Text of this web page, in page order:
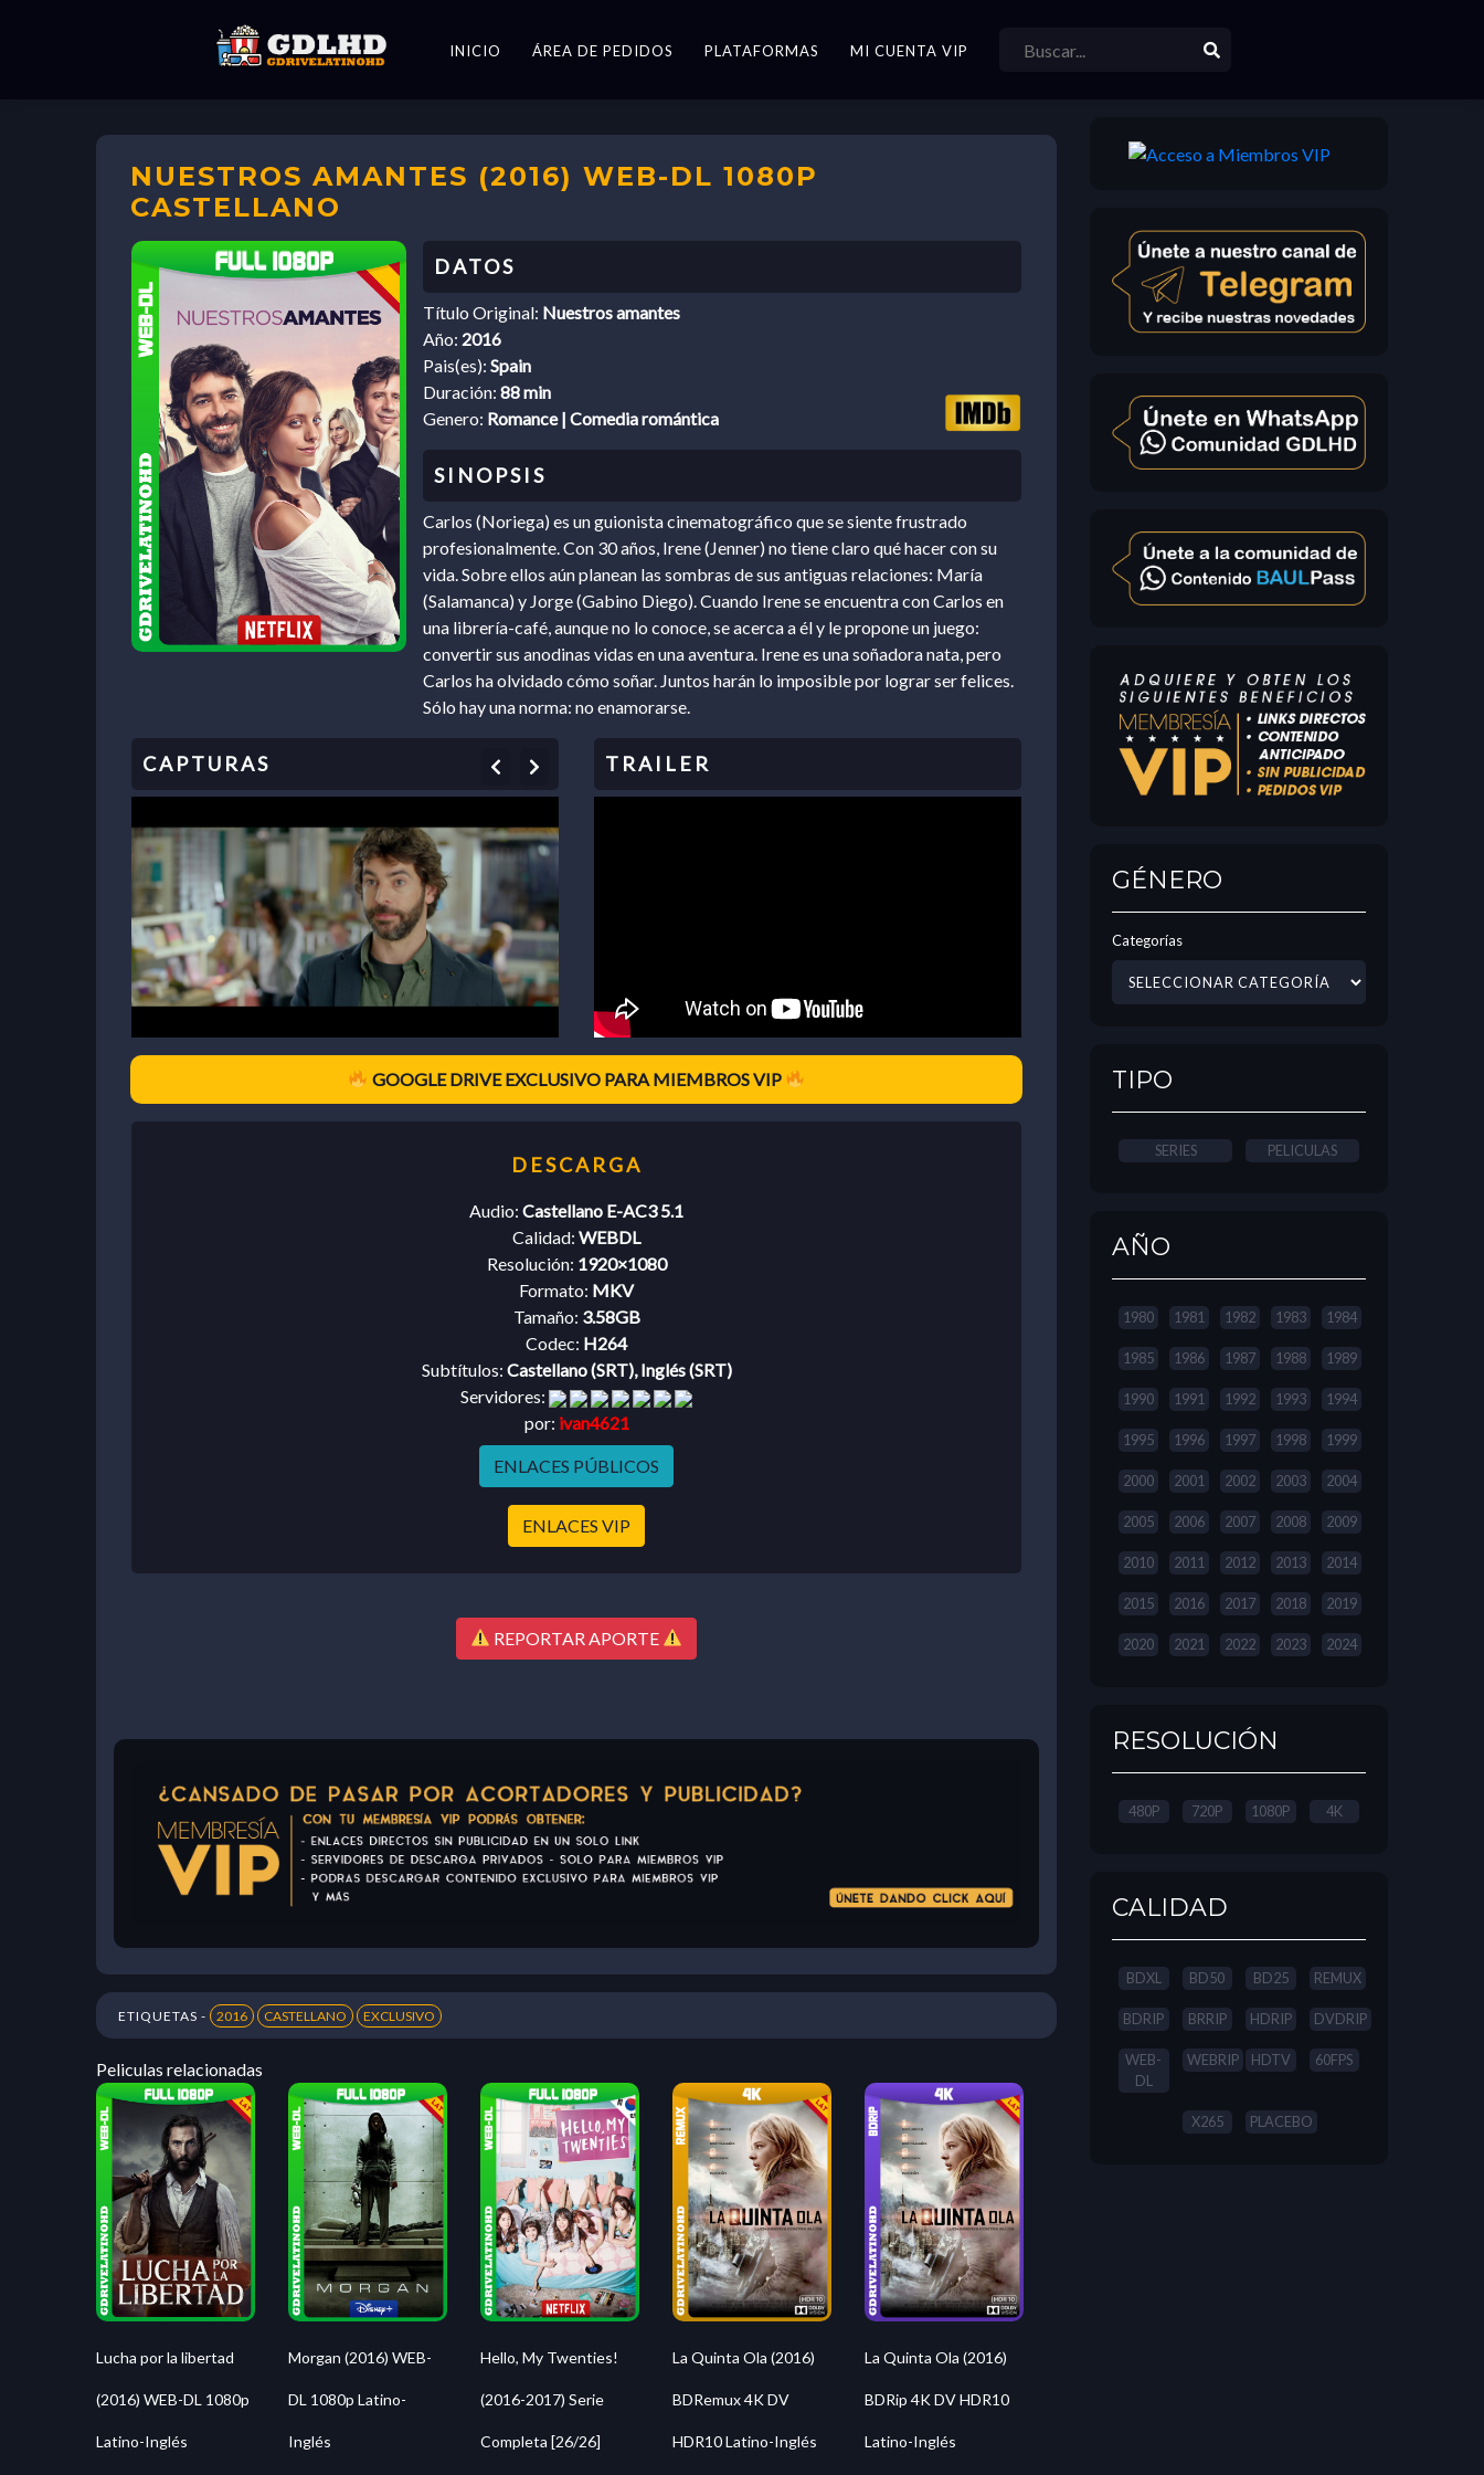
INICIO ÁREA DE PEDIDOS PLATAFORMAS MI CUENTA VIP
NUESTROS AMANTES (2016) WEB-DL 1080P
CASTELLANO
Título Original: Nuestros amantes
Año: 2016
Pais(es): Spain
Duración: 88 min
Genero: Romance | Comedia romántica
Carlos (Noriega) es un guionista cinematográfico que se siente frustrado
profesionalmente. Con 30 años, Irene (Jenner) no tiene claro qué hacer con su
vida. Sobre ellos aún planean las sombras de sus antiguas relaciones: María
(Salamanca) y Jorge (Gabino Diego). Cuando Irene se encuentra con Carlos en
una librería-café, aunque no lo conoce, se acerca a él y le propone un juego:
convertir sus anodinas vidas en una aventura. Irene es una soñadora nata, pero
Carlos ha olvidado cómo soñar. Juntos harán lo imposible por lograr ser felices.
Sólo hay una norma: no enamorarse.
Previous
GOOGLE DRIVE EXCLUSIVO PARA MIEMBROS VIP
Audio: Castellano E-AC3 5.1
Calidad: WEBDL
Resolución: 1920×1080
Formato: MKV
Tamaño: 3.58GB
Codec: H264
Subtítulos: Castellano (SRT), Inglés (SRT)
Servidores:
por: ivan4621
ENLACES PÚBLICOS
ENLACES VIP
REPORTAR APORTE
ETIQUETAS - 2016 CASTELLANO EXCLUSIVO
Peliculas relacionadas
Lucha por la libertad
(2016) WEB-DL 1080p
Latino-Inglés
Morgan (2016) WEB-
DL 1080p Latino-
Inglés
Hello, My Twenties!
(2016-2017) Serie
Completa [26/26]
La Quinta Ola (2016)
BDRemux 4K DV
HDR10 Latino-Inglés
La Quinta Ola (2016)
BDRip 4K DV HDR10
Latino-Inglés
GÉNERO
Categorías
TIPO
SERIES PELICULAS
AÑO
1980 1981 1982 1983 1984
1985 1986 1987 1988 1989
1990 1991 1992 1993 1994
1995 1996 1997 1998 1999
2000 2001 2002 2003 2004
2005 2006 2007 2008 2009
2010 2011 2012 2013 2014
2015 2016 2017 2018 2019
2020 2021 2022 2023 2024
RESOLUCIÓN
480P 720P 1080P 4K
CALIDAD
BDXL BD50 BD25 REMUX
BDRIP BRRIP HDRIP DVDRIP
WEB-
DL
WEBRIP HDTV 60FPS
X265 PLACEBO